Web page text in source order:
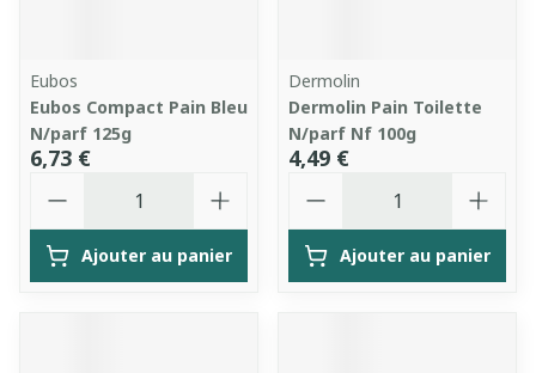
Eubos
Eubos Compact Pain Bleu
N/parf 125g
6,73 €
Ajouter au panier
Dermolin
Dermolin Pain Toilette
N/parf Nf 100g
4,49 €
Ajouter au panier